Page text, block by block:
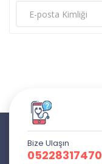
Bize Ulaşın
05228317470